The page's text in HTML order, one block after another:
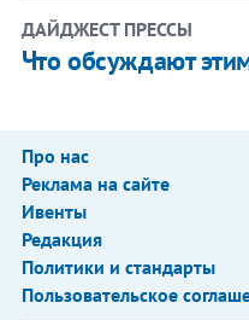
ДАЙДЖЕСТ ПРЕССЫ
Что обсуждают
Про нас
Реклама на сайте
Ивенты
Редакция
Политики и стандарты
Пользовательское